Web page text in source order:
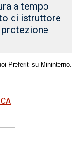
a tempo
di istruttore
Preferiti su Mininterno.